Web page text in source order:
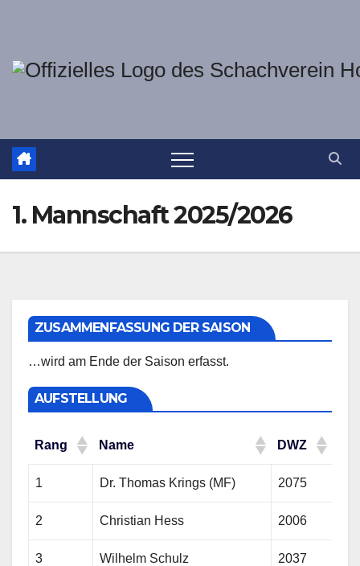
springen
1. Mannschaft 2025/2026
ZUSAMMENFASSUNG DER SAISON
…wird am Ende der Saison erfasst.
AUFSTELLUNG
Rang Name DWZ
Rang Name DWZ
1 Dr. Thomas Krings (MF) 2075
2 Christian Hess 2006
3 Wilhelm Schulz 2037